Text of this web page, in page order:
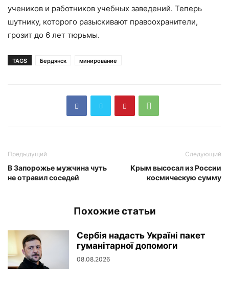
учеников и работников учебных заведений. Теперь
шутнику, которого разыскивают правоохранители,
грозит до 6 лет тюрьмы.
TAGS Бердянск минирование
Предыдущий
В Запорожье мужчина чуть
не отравил соседей
Следующий
Крым высосал из России
космическую сумму
Похожие статьи
Сербія надасть Україні пакет
гуманітарної допомоги
08.08.2026